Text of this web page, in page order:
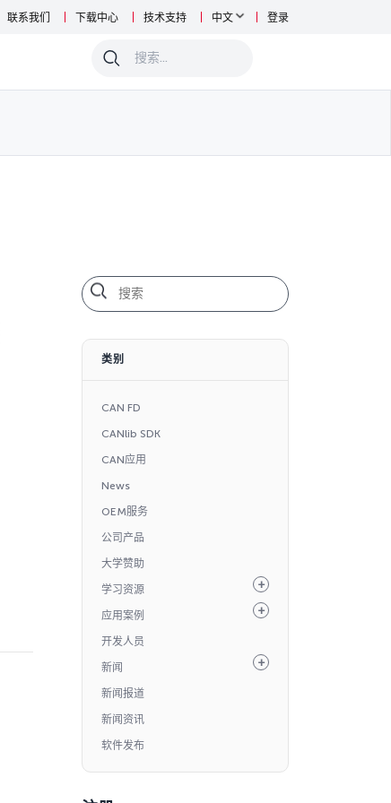
联系我们 下载中心 技术支持 中文 登录
0
类别
CAN FD
CANlib SDK
CAN应用
News
OEM服务
公司产品
大学赞助
学习资源
应用案例
开发人员
新闻
新闻报道
新闻资讯
软件发布